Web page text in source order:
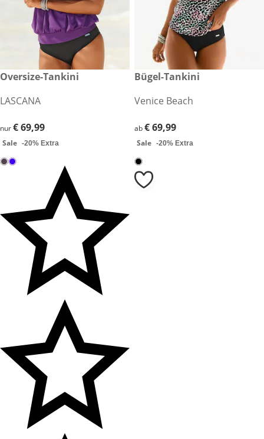
€ 69,99
Sale
Oversize-Tankini
LASCANA
€ 69,99
nur€ 69,99
Sale -20% Extra
€ 69,99
Sale
Bügel-Tankini
Venice Beach
€ 69,99
ab€ 69,99
Sale -20% Extra